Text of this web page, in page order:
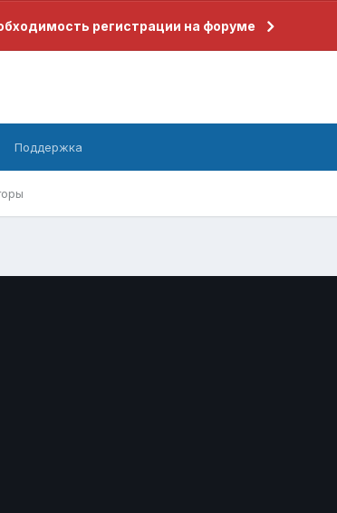
регистрации на форуме
Поддержка